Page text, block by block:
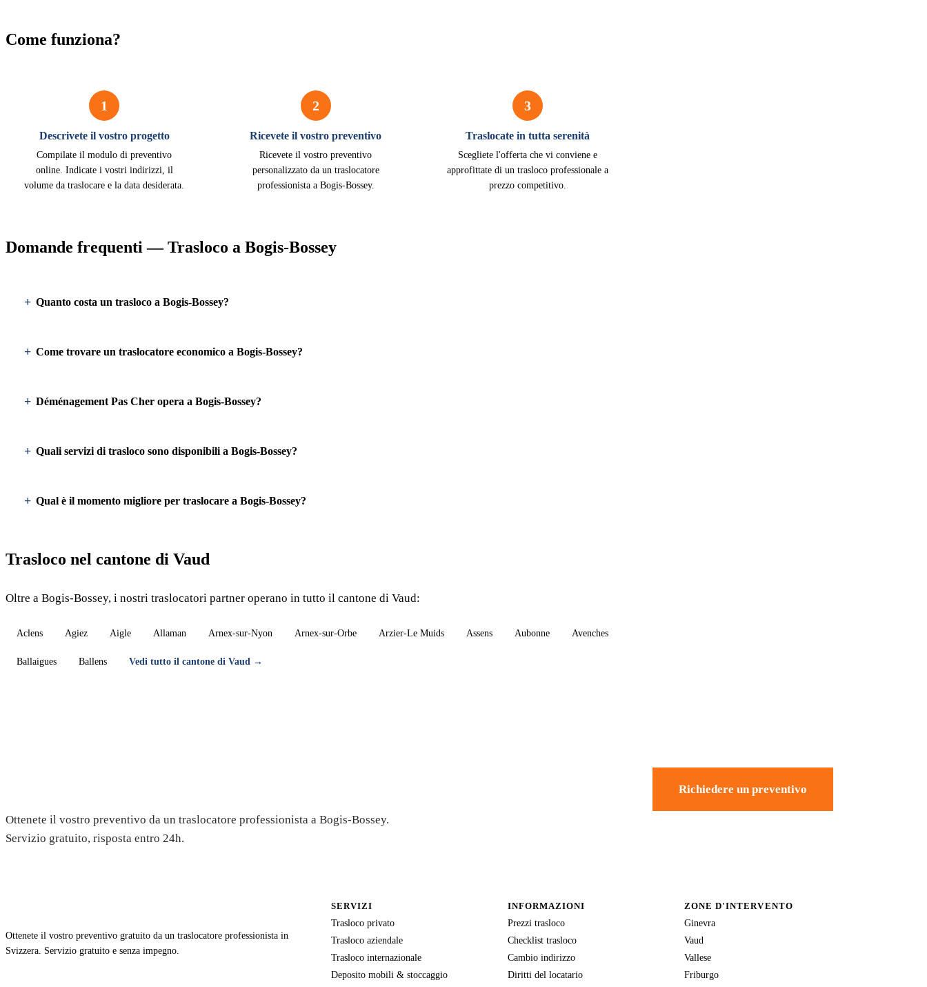
Come funziona?
1
Descrivete il vostro progetto
Compilate il modulo di preventivo
online. Indicate i vostri indirizzi, il
volume da traslocare e la data desiderata.
2
Ricevete il vostro preventivo
Ricevete il vostro preventivo
personalizzato da un traslocatore
professionista a Bogis-Bossey.
3
Traslocate in tutta serenità
Scegliete l'offerta che vi conviene e
approfittate di un trasloco professionale a
prezzo competitivo.
Domande frequenti — Trasloco a Bogis-Bossey
Quanto costa un trasloco a Bogis-Bossey?
Come trovare un traslocatore economico a Bogis-Bossey?
Déménagement Pas Cher opera a Bogis-Bossey?
Quali servizi di trasloco sono disponibili a Bogis-Bossey?
Qual è il momento migliore per traslocare a Bogis-Bossey?
Trasloco nel cantone di Vaud
Oltre a Bogis-Bossey, i nostri traslocatori partner operano in tutto il cantone di Vaud:
Aclens Agiez Aigle Allaman Arnex-sur-Nyon Arnex-sur-Orbe Arzier-Le Muids Assens Aubonne Avenches
Ballaigues Ballens Vedi tutto il cantone di Vaud →
Ottenete il vostro preventivo da un traslocatore professionista a Bogis-Bossey.
Servizio gratuito, risposta entro 24h.
Richiedere un preventivo
Ottenete il vostro preventivo gratuito da un traslocatore professionista in
Svizzera. Servizio gratuito e senza impegno.
SERVIZI
Trasloco privato
Trasloco aziendale
Trasloco internazionale
Deposito mobili & stoccaggio
INFORMAZIONI
Prezzi trasloco
Checklist trasloco
Cambio indirizzo
Diritti del locatario
ZONE D'INTERVENTO
Ginevra
Vaud
Vallese
Friburgo